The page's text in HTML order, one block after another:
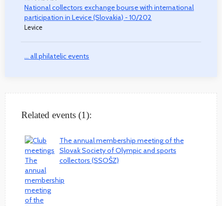
National collectors exchange bourse with international
participation in Levice (Slovakia) - 10/202
Levice
... all philatelic events
Related events (1):
The annual membership meeting of the
Slovak Society of Olympic and sports
collectors (SSOŠZ)